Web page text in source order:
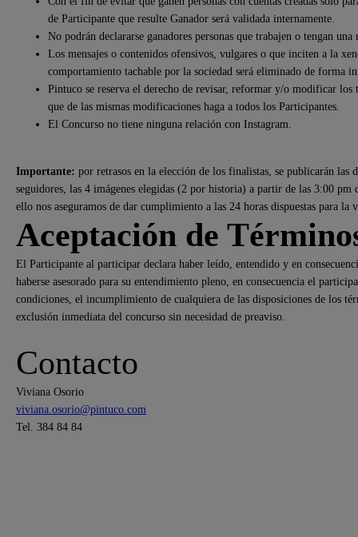
de Participante que resulte Ganador será validada internamente.
No podrán declararse ganadores personas que trabajen o tengan
Los mensajes o contenidos ofensivos, vulgares o que inciten a la
comportamiento tachable por la sociedad será eliminado de forma
Pintuco se reserva el derecho de revisar, reformar y/o modificar
que de las mismas modificaciones haga a todos los Participantes.
El Concurso no tiene ninguna relación con Instagram.
Importante: por retrasos en la elección de los finalistas, se publicarán las
seguidores, las 4 imágenes elegidas (2 por historia) a partir de las 3:00
ello nos aseguramos de dar cumplimiento a las 24 horas dispuestas para la
Aceptación de
El Participante al participar declara haber leído, entendido y en
haberse asesorado para su entendimiento pleno, en consecuencia el
condiciones, el incumplimiento de cualquiera de las disposiciones de los
exclusión inmediata del concurso sin necesidad de preaviso.
Contacto
Viviana Osorio
viviana.osorio@pintuco.com
Tel. 384 84 84